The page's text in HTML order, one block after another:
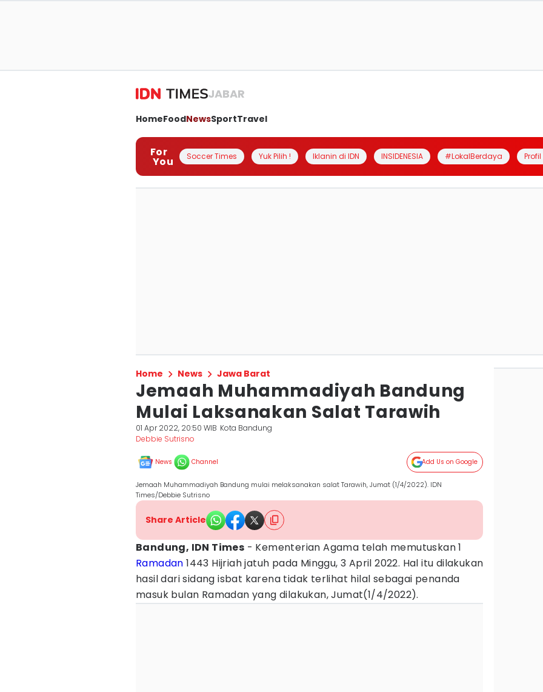
JABAR
HomeFoodNewsSportTravel
For
You Soccer Times Yuk Pilih ! Iklanin di IDN INSIDENESIA #LokalBerdaya
Home News Jawa Barat
Jemaah Muhammadiyah Bandung
Mulai Laksanakan Salat Tarawih
01 Apr 2022, 20:50 WIB Kota Bandung
Debbie Sutrisno
News Channel Add Us on Google
Jemaah Muhammadiyah Bandung mulai melaksanakan salat Tarawih, Jumat (1/4/2022). IDN
Times/Debbie Sutrisno
Share Article
Bandung, IDN Times - Kementerian Agama telah memutuskan 1
Ramadan 1443 Hijriah jatuh pada Minggu, 3 April 2022. Hal itu dilakukan
hasil dari sidang isbat karena tidak terlihat hilal sebagai penanda
masuk bulan Ramadan yang dilakukan, Jumat(1/4/2022).